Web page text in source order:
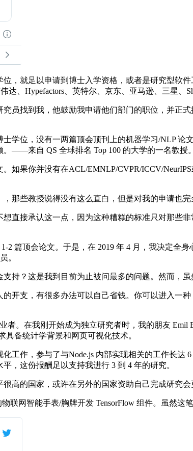
就足以申请到博士入学资格，或者是研究型软
、Hypefactors、英特尔、京东、亚马逊、三星、
找到我，他鼓励我申请他们部门的职位，并正
位，没有一两篇顶会顶刊上的机器学习/NLP 论
——来自 QS 全球排名 Top 100 的大学的一名教授。
果你并没有在ACL/EMNLP/CVPR/ICCV/
些教授说得没有这么直白，但是对我的申请也完
接承认这一点，因为这种糟糕的标准只对那些
顶会论文。于是，在 2019 年 4 月，我决定全身
。
？这是我到目前为止被问最多的问题。然而，虽
支，有很多办法可以自己省钱。你可以进入一
。在我刚开始成为独立研究者时，我的朋友 Emil
备统计学背景和网页可视化技术。
作，参与了与Node.js 内部实现相关的工作长达
，这份报酬足以支持我进行 3 到 4 年的研究。
的国家，或许在另外的国家资助自己完成研究会
网智能手表/胸牌开发 TensorFlow 组件。虽然这